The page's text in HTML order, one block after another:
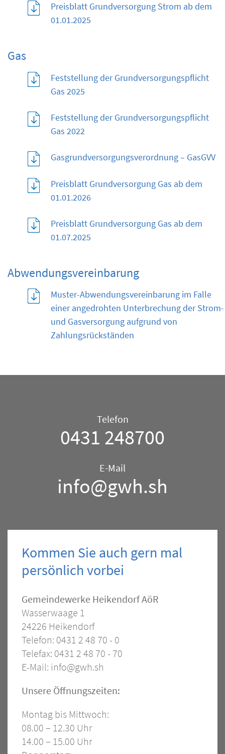
Preisblatt Grundversorgung Strom ab dem
01.01.2025
Gas
Feststellung der Grundversorgungspflicht
Gas 2025
Feststellung der Grundversorgungspflicht
Gas 2022
Gasgrundversorgungsverordnung – GasGVV
Preisblatt Grundversorgung Gas ab dem
01.01.2026
Preisblatt Grundversorgung Gas ab dem
01.07.2025
Abwendungsvereinbarung
Muster-Abwendungsvereinbarung im Falle
einer angedrohten Unterbrechung der Strom-
und Gasversorgung aufgrund von
Zahlungsrückständen
Telefon
0431 248700
E-Mail
info@gwh.sh
Kommen Sie auch gern mal
persönlich vorbei
Kontakt
–
Allgemein
Gemeindewerke Heikendorf AöR
Wasserwaage 1
24226 Heikendorf
Telefon: 0431 2 48 70 - 0
Telefax: 0431 2 48 70 - 70
E-Mail: info@gwh.sh
Öffnungszeiten
Unsere Öffnungszeiten:
Montag bis Mittwoch:
08.00 – 12.30 Uhr
14.00 – 15.00 Uhr